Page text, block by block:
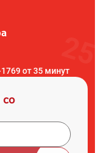
от 35 минут
со